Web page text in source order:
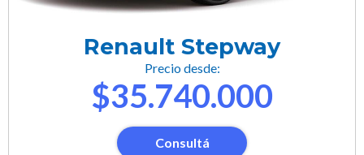
Renault Stepway
Precio desde:
$35.740.000
Consultá